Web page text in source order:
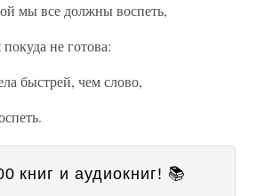
мы все должны воспеть,
не готова:
быстрей, чем слово,
книг и аудиокниг! 📚